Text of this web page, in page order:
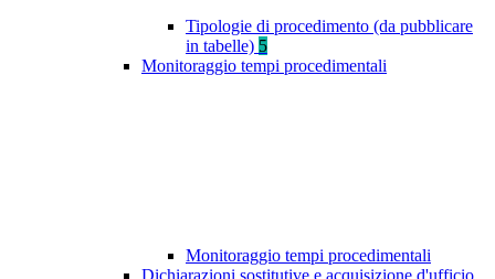
Tipologie di procedimento (da pubblicare
in tabelle) 5
Monitoraggio tempi procedimentali
Monitoraggio tempi procedimentali